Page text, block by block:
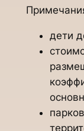
дети